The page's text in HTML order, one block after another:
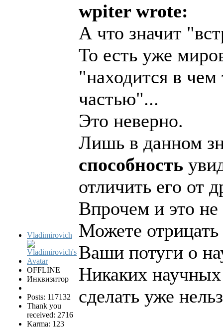
Vladimirovich
OFFLINE
Инквизитор
Posts: 117132
Thank you
received: 2716
Karma: 123
wpiter wrote:
А что значит
То есть уже
"находится в
частью"...
Это неверно.
Лишь в данном
способность
отличить его от
Впрочем и это
Можете
Ваши потуги о
Никаких
сделать уже